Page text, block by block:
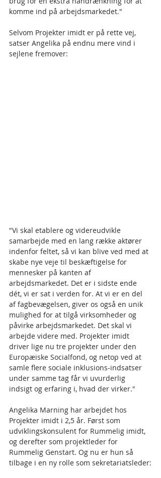
komme ind på arbejdsmarkedet."
Selvom Projekter imidt er på rette vej,
satser Angelika på endnu mere vind i
sejlene fremover:
"Vi skal etablere og videreudvikle
samarbejde med en lang række aktører
indenfor feltet, så vi kan blive ved med at
skabe nye veje til beskæftigelse for
mennesker på kanten af
arbejdsmarkedet. Det er i sidste ende
dét, vi er sat i verden for. At vi er en del
af fagbevægelsen, giver os også en unik
mulighed for at tilgå virksomheder og
påvirke arbejdsmarkedet. Det skal vi
arbejde videre med. Projekter imidt
driver lige nu tre projekter under den
Europæiske Socialfond, og netop ved at
samle flere sociale inklusions-indsatser
under samme tag får vi uvurderlig
indsigt og erfaring i, hvad der virker."
Angelika Marning har arbejdet hos
Projekter imidt i 2,5 år. Først som
udviklingskonsulent for Rummelig imidt,
og derefter som projektleder for
Rummelig Genstart. Og nu er hun så
tilbage i en ny rolle som sekretariatsleder: